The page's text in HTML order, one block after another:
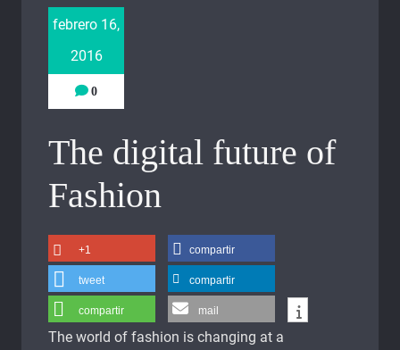
febrero 16,
2016
0
The digital future of
Fashion
+1 compartir
tweet compartir
compartir mail
The world of fashion is changing at a